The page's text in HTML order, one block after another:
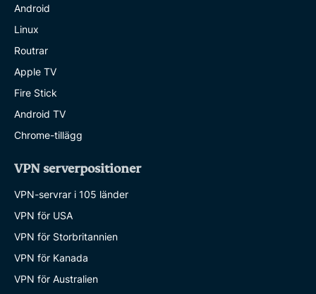
Android
Linux
Routrar
Apple TV
Fire Stick
Android TV
Chrome-tillägg
VPN serverpositioner
VPN-servrar i 105 länder
VPN för USA
VPN för Storbritannien
VPN för Kanada
VPN för Australien